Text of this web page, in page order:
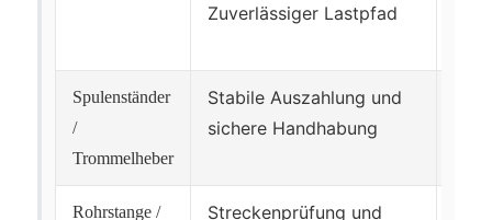
Zuverlässiger Lastpfad
Spulenständer
/
Trommelheber
Stabile Auszahlung und
sichere Handhabung
Rohrstange /
Streckenprüfung und